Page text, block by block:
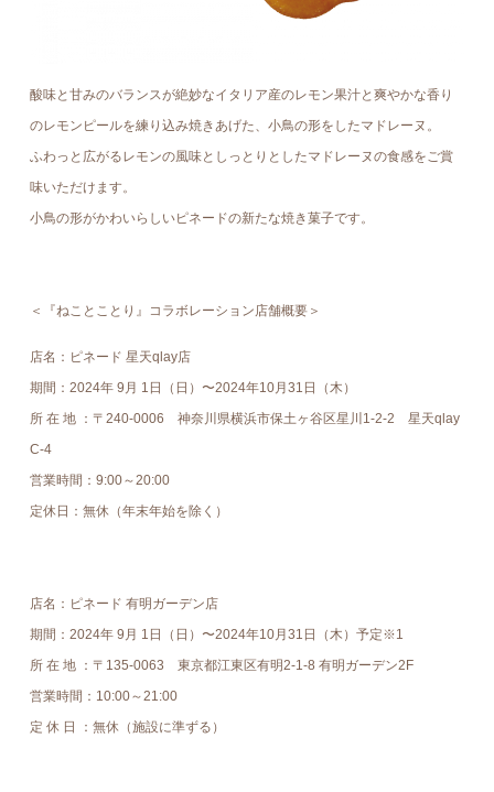
酸味と甘みのバランスが絶妙なイタリア産のレモン果汁と爽やかな香り
のレモンピールを練り込み焼きあげた、小鳥の形をしたマドレーヌ。
ふわっと広がるレモンの風味としっとりとしたマドレーヌの食感をご賞
味いただけます。
小鳥の形がかわいらしいピネードの新たな焼き菓子です。
＜『ねことことり』コラボレーション店舗概要＞
店名：ピネード 星天qlay店
期間：2024年 9⽉ 1⽇（日）〜2024年10月31日（木）
所 在 地 ：〒240-0006 神奈川県横浜市保土ヶ谷区星川1-2-2 星天qlay
C-4
営業時間：9:00～20:00
定休日：無休（年末年始を除く）
店名：ピネード 有明ガーデン店
期間：2024年 9⽉ 1⽇（日）〜2024年10月31日（木）予定※1
所 在 地 ：〒135-0063 東京都江東区有明2-1-8 有明ガーデン2F
営業時間：10:00～21:00
定 休 日 ：無休（施設に準ずる）